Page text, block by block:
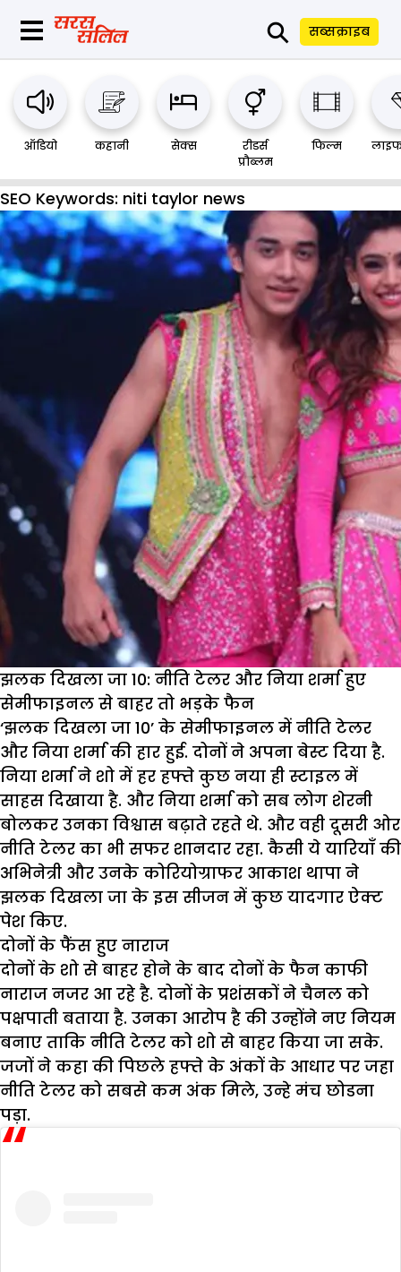
⚲ सब्सक्राइब
ऑडियो कहानी सेक्स
रीडर्स
प्रौब्लम
फिल्म
SEO Keywords: niti taylor news
झलक दिखला जा 10: नीति टेलर और निया शर्मा हुए
सेमीफाइनल से बाहर तो भड़के फैन
‘झलक दिखला जा 10’ के सेमीफाइनल में नीति टेलर
और निया शर्मा की हार हुई. दोनों ने अपना बेस्ट दिया है.
निया शर्मा ने शो में हर हफ्ते कुछ नया ही स्टाइल में
साहस दिखाया है. और निया शर्मा को सब लोग शेरनी
बोलकर उनका विश्वास बढ़ाते रहते थे. और वही दूसरी ओर
नीति टेलर का भी सफर शानदार रहा. कैसी ये यारियाँ की
अभिनेत्री और उनके कोरियोग्राफर आकाश थापा ने
झलक दिखला जा के इस सीजन में कुछ यादगार ऐक्ट
पेश किए.
दोनों के फैंस हुए नाराज
दोनों के शो से बाहर होने के बाद दोनों के फैन काफी
नाराज नजर आ रहे है. दोनों के प्रशंसकों ने चैनल को
पक्षपाती बताया है. उनका आरोप है की उन्होंने नए नियम
बनाए ताकि नीति टेलर को शो से बाहर किया जा सके.
जजों ने कहा की पिछले हफ्ते के अंकों के आधार पर जहा
नीति टेलर को सबसे कम अंक मिले, उन्हे मंच छोडना
पड़ा.